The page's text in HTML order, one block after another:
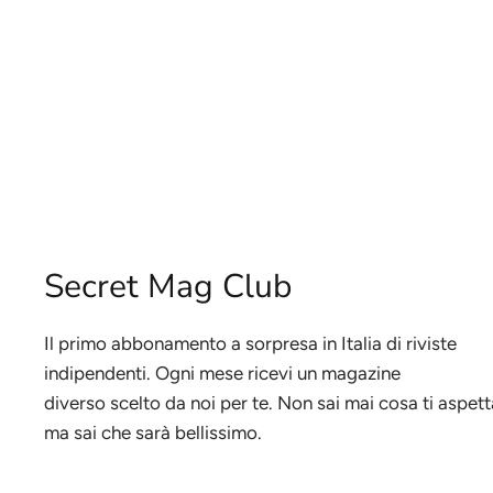
Secret Mag Club
Il primo abbonamento a sorpresa in Italia di riviste
indipendenti. Ogni mese ricevi un magazine
diverso scelto da noi per te. Non sai mai cosa ti
ma sai che sarà bellissimo.